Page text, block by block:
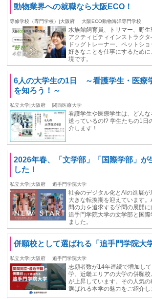
動物業界への就職なら大阪ECO！
専修学校（専門学校）|大阪府 大阪ECO動物海洋専門学校
水族館飼育員、トリマー、野生
アクティビティインストラク
ドッグトレーナー、ペットショ
好きなことを仕事にするため
境です。
6人の大学生の1日 ～看護学生・医療
を知ろう！～
私立大学|大阪府 関西医療大学
看護学生や医療学生は、どん
送っているの!? 学生たちの1日
介します！
2026年春、「文学部」「国際学部」が
した！
私立大学|大阪府 追手門学院大学
社会のデジタル化とAIの進展
大きな転換期を迎えています
間の力を追求する学問の展開に
追手門学院大学の文学部と国際
ました。
併願校として選ばれる「追手門学院大
私立大学|大阪府 追手門学院大学
志願者数が14年連続で増加し
学。近畿エリアの大学の併願
が上昇しています。その人気
選ばれる本学の魅力をご紹介し